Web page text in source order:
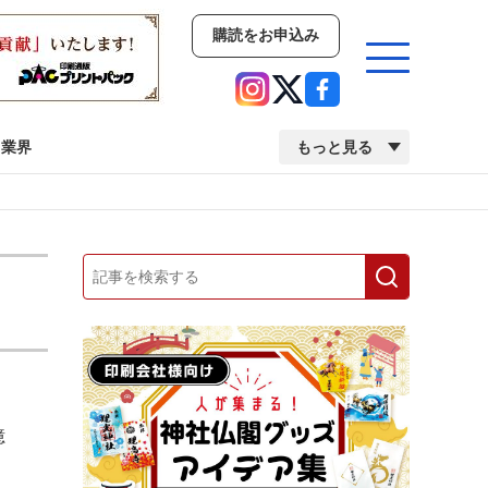
購読をお申込み
業界 もっと見る
イベント
業界 市場・統計 人事・移転・異動・訃報
中古印刷機・製本機特集 2022 検査・校正特集